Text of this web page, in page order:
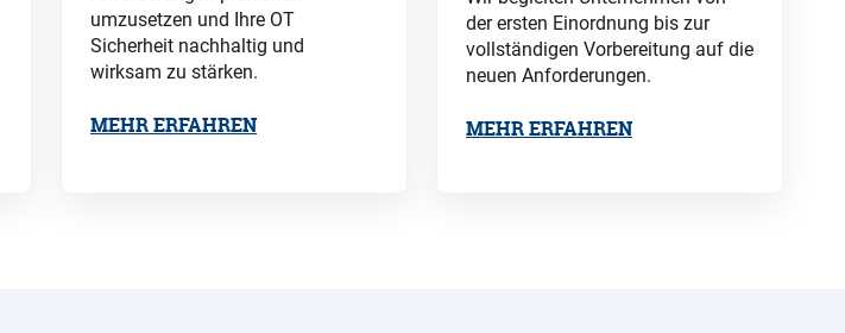
umzusetzen und Ihre OT
Sicherheit nachhaltig und
wirksam zu stärken.
MEHR ERFAHREN
der ersten Einordnung bis zur
vollständigen Vorbereitung auf die
neuen Anforderungen.
MEHR ERFAHREN